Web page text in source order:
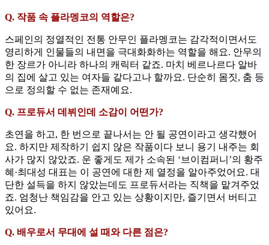
Q. 작품 속 플라멩코의 역할은?
스페인의 정열적인 전통 안무인 플라멩코는 감각적이면서도
영리하게 인물들의 내면을 극대화화하는 역할을 해요. 안무의
한 장르가 아니라 하나의 캐릭터 같죠. 마치 베르나르다 알바
의 집에 살고 있는 여자들 같다고나 할까요. 단순히 몸짓, 춤 등
으로 정의할 수 없는 존재예요.
Q. 프로듀서 데뷔인데 소감이 어떤가?
초연을 하고, 한 번으로 끝나서는 안 될 공연이라고 생각했어
요. 하지만 제작하기 쉽지 않은 작품이다 보니 용기 내주는 회
사가 많지 않았죠. 운 좋게도 제가 소속된 ‘브이컴퍼니’의 황주
혜·최대성 대표는 이 공연에 대한 제 열정을 알아주었어요. 대
단한 설득을 하지 않았는데도 프로듀서라는 직책을 맡겨주었
죠. 엄청난 책임감을 안고 있는 상황이지만, 즐기면서 버티고
있어요.
Q. 배우로서 무대에 설 때와 다른 점은?